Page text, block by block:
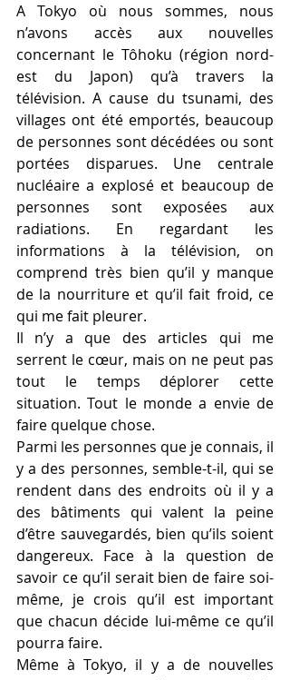
A Tokyo où nous sommes, nous
n’avons accès aux nouvelles
concernant le Tôhoku (région nord-
est du Japon) qu’à travers la
télévision. A cause du tsunami, des
villages ont été emportés, beaucoup
de personnes sont décédées ou sont
portées disparues. Une centrale
nucléaire a explosé et beaucoup de
personnes sont exposées aux
radiations. En regardant les
informations à la télévision, on
comprend très bien qu’il y manque
de la nourriture et qu’il fait froid, ce
qui me fait pleurer.
Il n’y a que des articles qui me
serrent le cœur, mais on ne peut pas
tout le temps déplorer cette
situation. Tout le monde a envie de
faire quelque chose.
Parmi les personnes que je connais, il
y a des personnes, semble-t-il, qui se
rendent dans des endroits où il y a
des bâtiments qui valent la peine
d’être sauvegardés, bien qu’ils soient
dangereux. Face à la question de
savoir ce qu’il serait bien de faire soi-
même, je crois qu’il est important
que chacun décide lui-même ce qu’il
pourra faire.
Même à Tokyo, il y a de nouvelles